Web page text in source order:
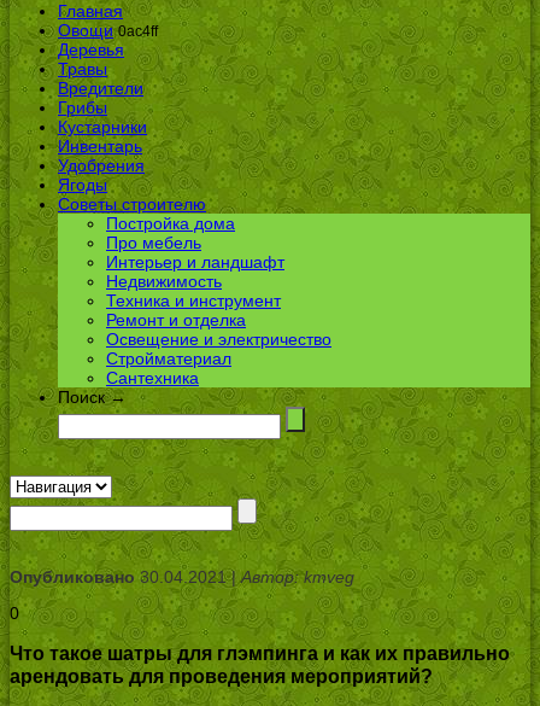
Главная
Овощи 0ac4ff
Деревья
Травы
Вредители
Грибы
Кустарники
Инвентарь
Удобрения
Ягоды
Советы строителю
Постройка дома
Про мебель
Интерьер и ландшафт
Недвижимость
Техника и инструмент
Ремонт и отделка
Освещение и электричество
Стройматериал
Сантехника
Поиск →
Опубликовано30.04.2021 |Автор: kmveg
0
Что такое шатры для глэмпинга и как их правильно
арендовать для проведения мероприятий?